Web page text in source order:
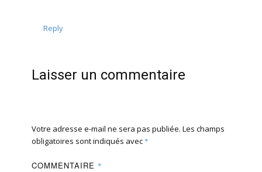
Reply
Laisser un commentaire
Votre adresse e-mail ne sera pas publiée. Les champs
obligatoires sont indiqués avec *
COMMENTAIRE *